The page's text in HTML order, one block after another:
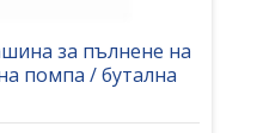
за пълнене на
помпа / бутална